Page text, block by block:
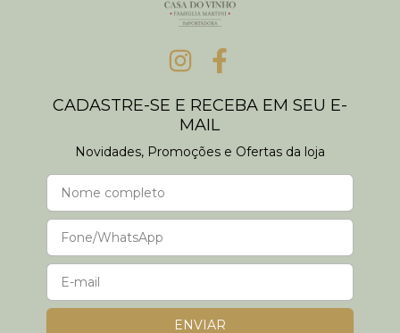
CADASTRE-SE E RECEBA EM SEU E-
MAIL
Novidades, Promoções e Ofertas da loja